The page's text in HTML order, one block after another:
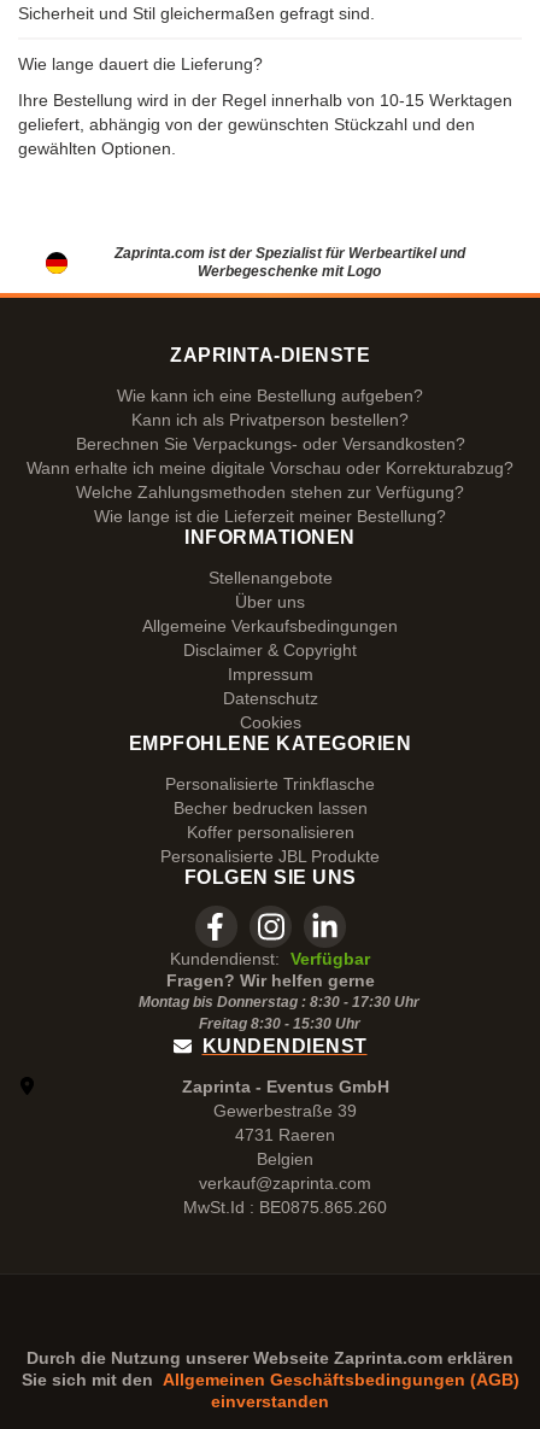
Sicherheit und Stil gleichermaßen gefragt sind.
Wie lange dauert die Lieferung?
Ihre Bestellung wird in der Regel innerhalb von 10-15 Werktagen
geliefert, abhängig von der gewünschten Stückzahl und den
gewählten Optionen.
Zaprinta.com ist der Spezialist für Werbeartikel und
Werbegeschenke mit Logo
ZAPRINTA-DIENSTE
Wie kann ich eine Bestellung aufgeben?
Kann ich als Privatperson bestellen?
Berechnen Sie Verpackungs- oder Versandkosten?
Wann erhalte ich meine digitale Vorschau oder Korrekturabzug?
Welche Zahlungsmethoden stehen zur Verfügung?
Wie lange ist die Lieferzeit meiner Bestellung?
INFORMATIONEN
Stellenangebote
Über uns
Allgemeine Verkaufsbedingungen
Disclaimer & Copyright
Impressum
Datenschutz
Cookies
EMPFOHLENE KATEGORIEN
Personalisierte Trinkflasche
Becher bedrucken lassen
Koffer personalisieren
Personalisierte JBL Produkte
FOLGEN SIE UNS
Kundendienst:
Verfügbar
Fragen? Wir helfen gerne
Montag bis Donnerstag : 8:30 - 17:30 Uhr
Freitag 8:30 - 15:30Uhr
KUNDENDIENST
Zaprinta - Eventus GmbH
Gewerbestraße 39
4731 Raeren
Belgien
verkauf@zaprinta.com
MwSt.Id : BE0875.865.260
Durch die Nutzung unserer Webseite Zaprinta.com erklären
Sie sich mit den Allgemeinen Geschäftsbedingungen (AGB)
einverstanden